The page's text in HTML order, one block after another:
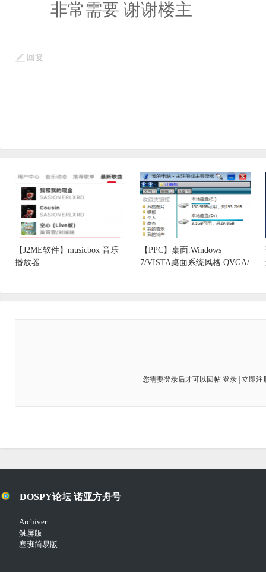
非常需要 谢谢楼主
回复
【J2ME软件】musicbox 音乐
播放器
【PPC】桌面.Windows
7/VISTA桌面系统风格 QVGA/
您需要登录后才可以回帖 登录| 立即注
DOSPY论坛 诺亚方舟号
Archiver
触屏版
塞班简易版